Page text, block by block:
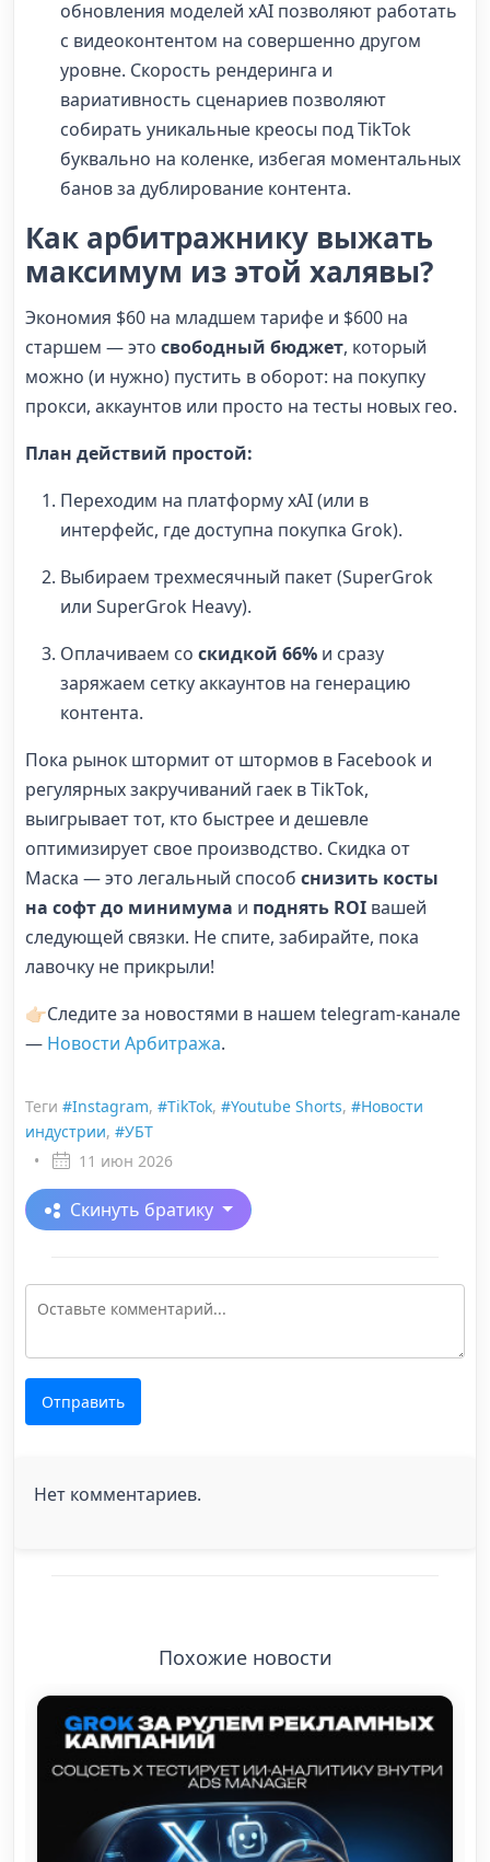
обновления моделей xAI позволяют работать
с видеоконтентом на совершенно другом
уровне. Скорость рендеринга и
вариативность сценариев позволяют
собирать уникальные креосы под TikTok
буквально на коленке, избегая моментальных
банов за дублирование контента.
Как арбитражнику выжать
максимум из этой халявы?
Экономия $60 на младшем тарифе и $600 на
старшем — это свободный бюджет, который
можно (и нужно) пустить в оборот: на покупку
прокси, аккаунтов или просто на тесты новых гео.
План действий простой:
Переходим на платформу xAI (или в
интерфейс, где доступна покупка Grok).
Выбираем трехмесячный пакет (SuperGrok
или SuperGrok Heavy).
Оплачиваем со скидкой 66% и сразу
заряжаем сетку аккаунтов на генерацию
контента.
Пока рынок штормит от штормов в Facebook и
регулярных закручиваний гаек в TikTok,
выигрывает тот, кто быстрее и дешевле
оптимизирует свое производство. Скидка от
Маска — это легальный способ снизить косты
на софт до минимума и поднять ROI вашей
следующей связки. Не спите, забирайте, пока
лавочку не прикрыли!
👉🏻Следите за новостями в нашем telegram-канале
— Новости Арбитража.
Теги #Instagram, #TikTok, #Youtube Shorts, #Новости
индустрии, #УБТ
•
11 июн 2026
Скинуть братику
Отправить
Нет комментариев.
Похожие новости